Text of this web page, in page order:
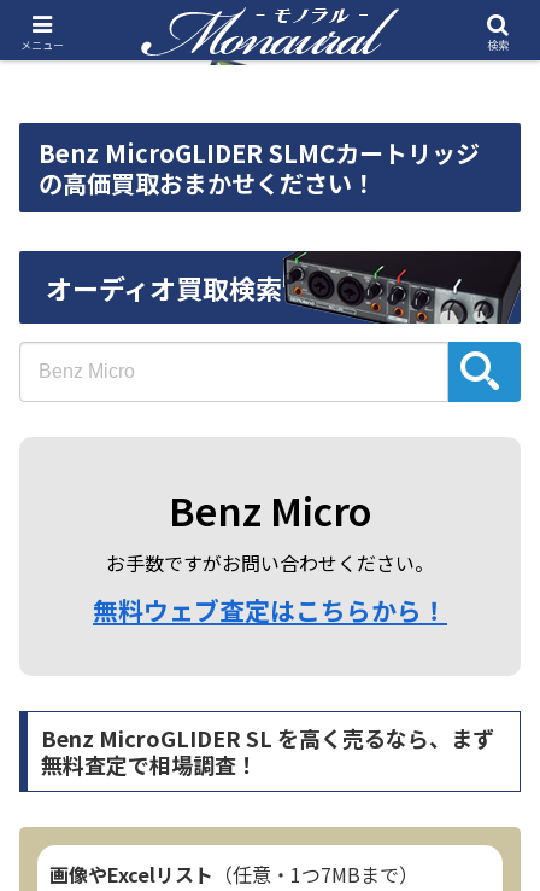
Benz MicroGLIDER SLMCカートリッジ
の高価買取おまかせください！
オーディオ買取検索
Benz Micro
お手数ですがお問い合わせください。
無料ウェブ査定はこちらから！
Benz MicroGLIDER SL を高く売るなら、まず
無料査定で相場調査！
画像やExcelリスト （任意・1つ7MBまで）
メニュー 検索